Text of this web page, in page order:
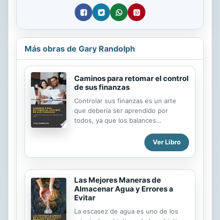
Más obras de Gary Randolph
Caminos para retomar el control
de sus finanzas
Controlar sus finanzas es un arte
que debería ser aprendido por
todos, ya que los balances
finanzas y ayudar a crecer nuestro
ingreso neto. Esta detallada guía
indica sobre inversión, presupuestos
y otros asuntos financieros
relacionados. Los créditos y las
tarjetas de crédito bancario le harán
gastar más dinero del que tiene en
su ingreso mensual. Este estilo de
Ver Libro
Las Mejores Maneras de
Almacenar Agua y Errores a
Evitar
La escasez de agua es uno de los